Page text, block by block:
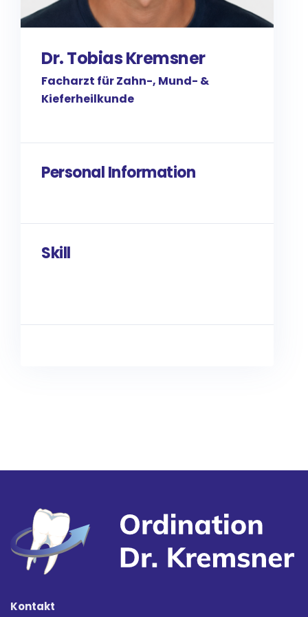
Dr. Tobias Kremsner
Facharzt für Zahn-, Mund- &
Kieferheilkunde
Personal Information
Skill
Kontakt